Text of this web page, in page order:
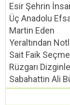
Esir Şehrin
Üç Anadolu
Martin Eden
Yeraltından
Sait Faik
Rüzgarı
Sabahattin Ali